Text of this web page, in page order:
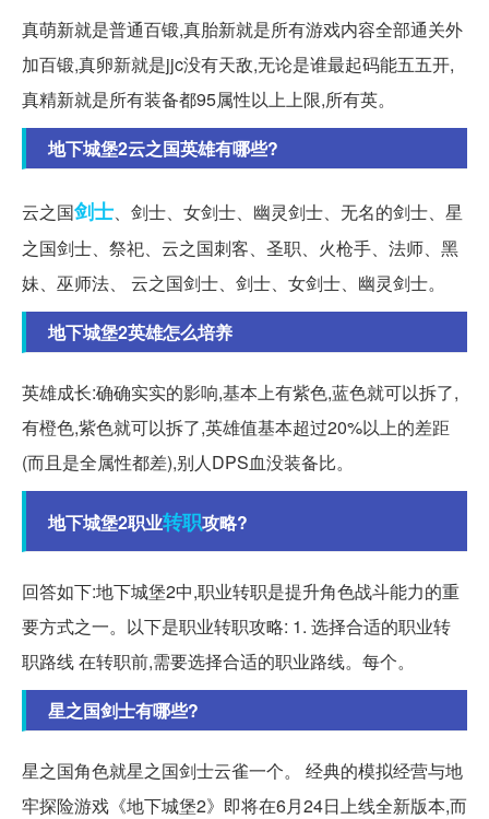
真萌新就是普通百锻,真胎新就是所有游戏内容全部通关外
加百锻,真卵新就是jjc没有天敌,无论是谁最起码能五五开,
真精新就是所有装备都95属性以上上限,所有英。
地下城堡2云之国英雄有哪些?
云之国剑士 、剑士、女剑士、幽灵剑士、无名的剑士、星
之国剑士、祭祀、云之国刺客、圣职、火枪手、法师、黑
妹、巫师法、 云之国剑士、剑士、女剑士、幽灵剑士。
地下城堡2英雄怎么培养
英雄成长:确确实实的影响,基本上有紫色,蓝色就可以拆了,
有橙色,紫色就可以拆了,英雄值基本超过20%以上的差距
(而且是全属性都差),别人DPS血没装备比。
地下城堡2职业转职攻略?
回答如下:地下城堡2中,职业转职是提升角色战斗能力的重
要方式之一。以下是职业转职攻略: 1. 选择合适的职业转
职路线 在转职前,需要选择合适的职业路线。每个。
星之国剑士有哪些?
星之国角色就星之国剑士云雀一个。 经典的模拟经营与地
牢探险游戏《地下城堡2》即将在6月24日上线全新版本,而